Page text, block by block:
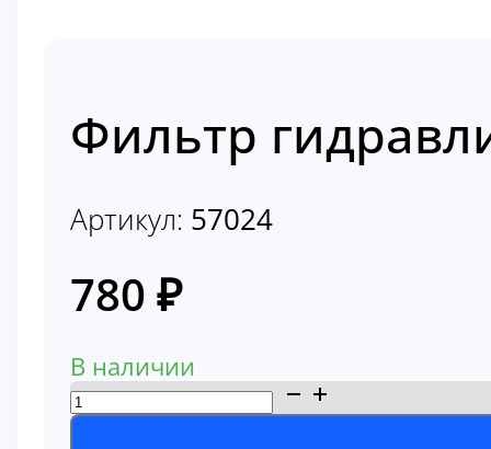
Фильтр
Артикул: 57024
780 ₽
В наличии
Количество
товара